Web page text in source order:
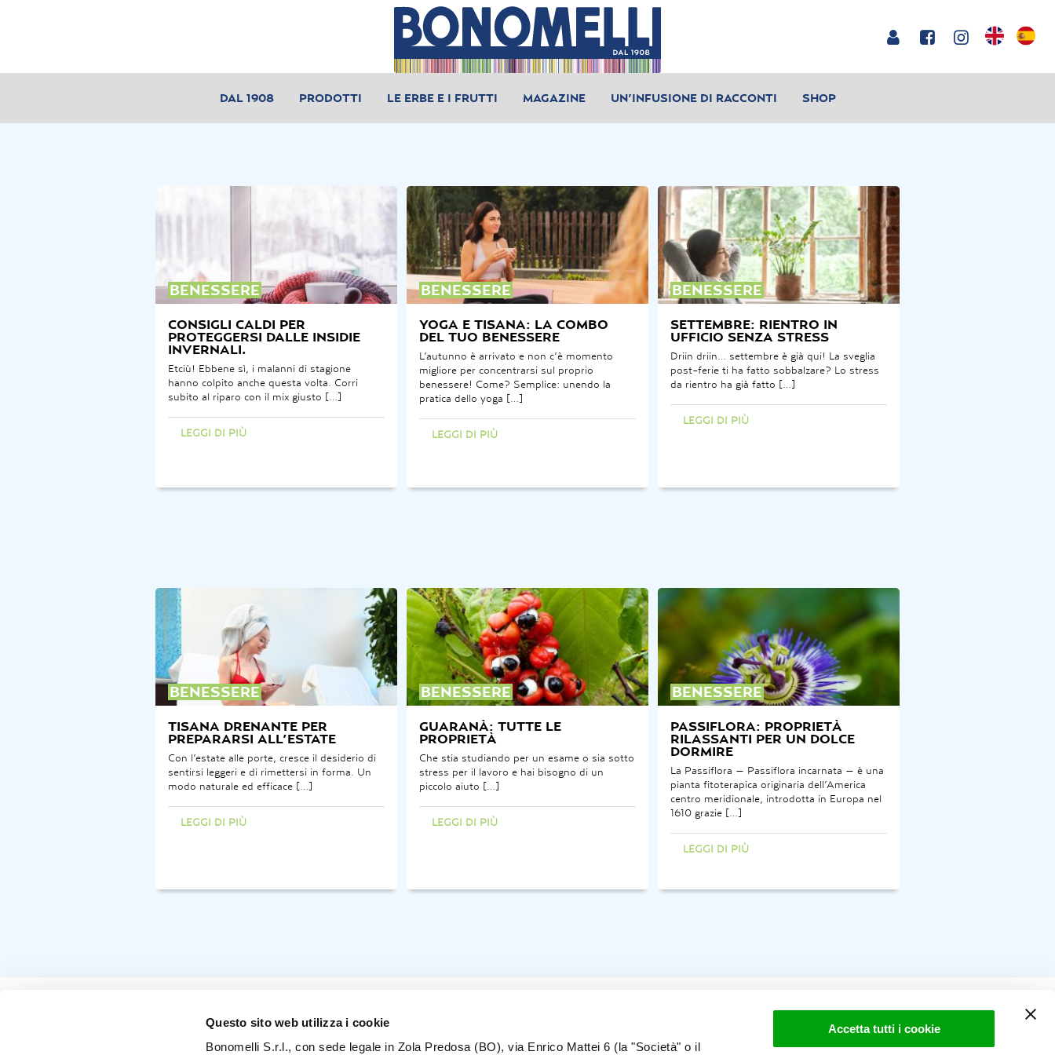
Questo sito web utilizza i cookie
Bonomelli S.r.l., con sede legale in Zola Predosa (BO), via Enrico Mattei 6 (la "Società" o il
Accetta tutti i cookie
DAL 1908 PRODOTTI LE ERBE E I FRUTTI MAGAZINE UN’INFUSIONE DI RACCONTI SHOP
BENESSERE
CONSIGLI CALDI PER
PROTEGGERSI DALLE INSIDIE
INVERNALI.
Etciù! Ebbene sì, i malanni di stagione
hanno colpito anche questa volta. Corri
subito al riparo con il mix giusto […]
LEGGI DI PIÙ
BENESSERE
YOGA E TISANA: LA COMBO
DEL TUO BENESSERE
L’autunno è arrivato e non c’è momento
migliore per concentrarsi sul proprio
benessere! Come? Semplice: unendo la
pratica dello yoga […]
LEGGI DI PIÙ
BENESSERE
SETTEMBRE: RIENTRO IN
UFFICIO SENZA STRESS
Driin driin… settembre è già qui! La sveglia
post-ferie ti ha fatto sobbalzare? Lo stress
da rientro ha già fatto […]
LEGGI DI PIÙ
BENESSERE
TISANA DRENANTE PER
PREPARARSI ALL’ESTATE
Con l’estate alle porte, cresce il desiderio di
sentirsi leggeri e di rimettersi in forma. Un
modo naturale ed efficace […]
LEGGI DI PIÙ
BENESSERE
GUARANÀ: TUTTE LE
PROPRIETÀ
Che stia studiando per un esame o sia sotto
stress per il lavoro e hai bisogno di un
piccolo aiuto […]
LEGGI DI PIÙ
BENESSERE
PASSIFLORA: PROPRIETÀ
RILASSANTI PER UN DOLCE
DORMIRE
La Passiflora – Passiflora incarnata – è una
pianta fitoterapica originaria dell’America
centro meridionale, introdotta in Europa nel
1610 grazie […]
LEGGI DI PIÙ